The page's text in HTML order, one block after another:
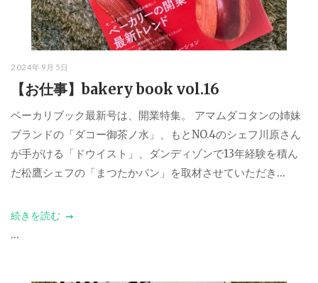
2024年9月5日
【お仕事】bakery book vol.16
ベーカリブック最新号は、開業特集。 アマムダコタンの姉妹
ブランドの「ダコー御茶ノ水」、もとNO.4のシェフ川原さん
が手がける「ドウイスト」、ダンディゾンで13年経験を積ん
だ松鷹シェフの「まつたかパン」を取材させていただき...
続きを読む
...